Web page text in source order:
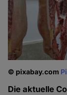
© pixabay.com
Die aktuelle